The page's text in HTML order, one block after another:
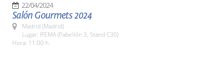
22/04/2024
Salón Gourmets 2024
Madrid (Madrid)
Lugar: IFEMA (Pabellón 3, Stand C30)
Hora: 11:00 h.